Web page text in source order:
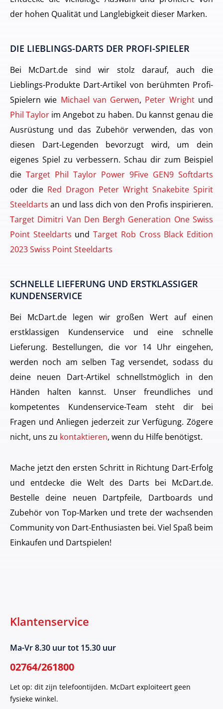
der hohen Qualität und Langlebigkeit dieser Marken.
DIE LIEBLINGS-DARTS DER PROFI-SPIELER
Bei McDart.de sind wir stolz darauf, auch die
Lieblings-Produkte Dart-Artikel von berühmten Profi-
Spielern wie Michael van Gerwen, Peter Wrightund
Phil Taylor im Angebot zu haben. Du kannst genau die
Ausrüstung und das Zubehör verwenden, das von
diesen Dart-Legenden bevorzugt wird, um dein
eigenes Spiel zu verbessern. Schau dir zum Beispiel
die Target Phil Taylor Power 9Five GEN9 Softdarts
oder die Red Dragon Peter Wright Snakebite Spirit
Steeldarts an und lass dich von den Profis inspirieren.
Target Dimitri Van Den Bergh Generation One Swiss
Point Steeldarts undTarget Rob Cross Black Edition
2023 Swiss Point Steeldarts
SCHNELLE LIEFERUNG UND ERSTKLASSIGER
KUNDENSERVICE
Bei McDart.de legen wir großen Wert auf einen
erstklassigen Kundenservice und eine schnelle
Lieferung. Bestellungen, die vor 14 Uhr eingehen,
werden noch am selben Tag versendet, sodass du
deine neuen Dart-Artikel schnellstmöglich in den
Händen halten kannst. Unser freundliches und
kompetentes Kundenservice-Team steht dir bei
Fragen und Anliegen jederzeit zur Verfügung. Zögere
nicht, uns zu kontaktieren, wenn du Hilfe benötigst.
Mache jetzt den ersten Schritt in Richtung Dart-Erfolg
und entdecke die Welt des Darts bei McDart.de.
Bestelle deine neuen Dartpfeile, Dartboards und
Zubehör von Top-Marken und trete der wachsenden
Community von Dart-Enthusiasten bei. Viel Spaß beim
Einkaufen und Dartspielen!
Klantenservice
Ma-Vr 8.30 uur tot 15.30 uur
02764/261800
Let op: dit zijn telefoontijden. McDart exploiteert geen
fysieke winkel.